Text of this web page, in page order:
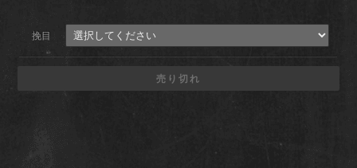
挽目
売り切れ